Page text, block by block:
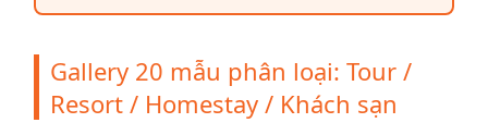
Gallery 20 mẫu phân loại: Tour /
Resort / Homestay / Khách sạn